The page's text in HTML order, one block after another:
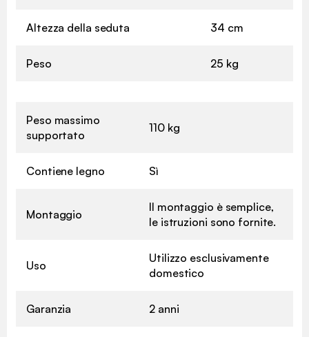
Altezza della seduta 34 cm
Peso 25 kg
Peso massimo
supportato
110 kg
Contiene legno Sì
Montaggio
Il montaggio è semplice,
le istruzioni sono fornite.
Uso
Utilizzo esclusivamente
domestico
Garanzia 2 anni